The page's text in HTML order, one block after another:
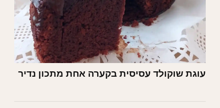
עוגת שוקולד עסיסית בקערה אחת מתכון נדיר